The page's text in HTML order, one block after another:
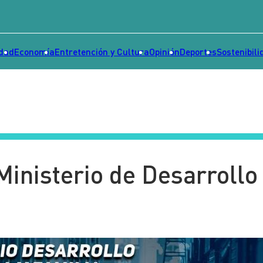
EconomíaEntretención y CulturaOpiniónDeportes
de Desarrollo